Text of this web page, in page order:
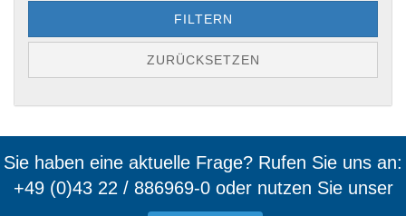
FILTERN
ZURÜCKSETZEN
Sie haben eine aktuelle Frage? Rufen Sie uns an:
+49 (0)43 22 / 886969-0 oder nutzen Sie unser